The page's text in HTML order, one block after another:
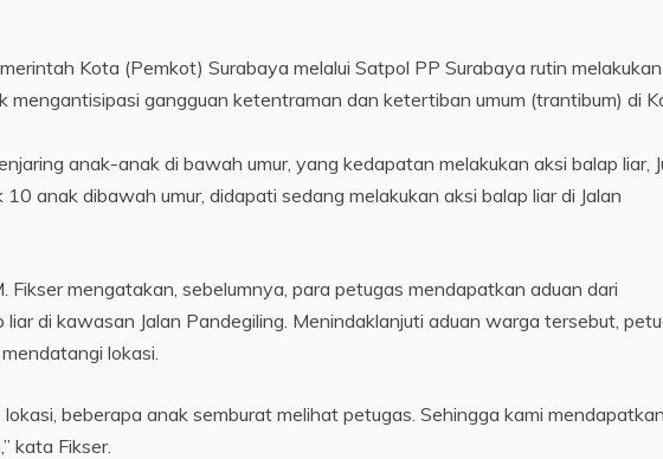
Kota (Pemkot) Surabaya melalui Satpol PP Surabaya rutin melakukan
mengantisipasi gangguan ketentraman dan ketertiban umum (trantibum) di
anak-anak di bawah umur, yang kedapatan melakukan aksi balap liar,
anak dibawah umur, didapati sedang melakukan aksi balap liar di Jalan
Fikser mengatakan, sebelumnya, para petugas mendapatkan aduan dari
di kawasan Jalan Pandegiling. Menindaklanjuti aduan warga tersebut,
lokasi.
beberapa anak semburat melihat petugas. Sehingga kami
kata Fikser.